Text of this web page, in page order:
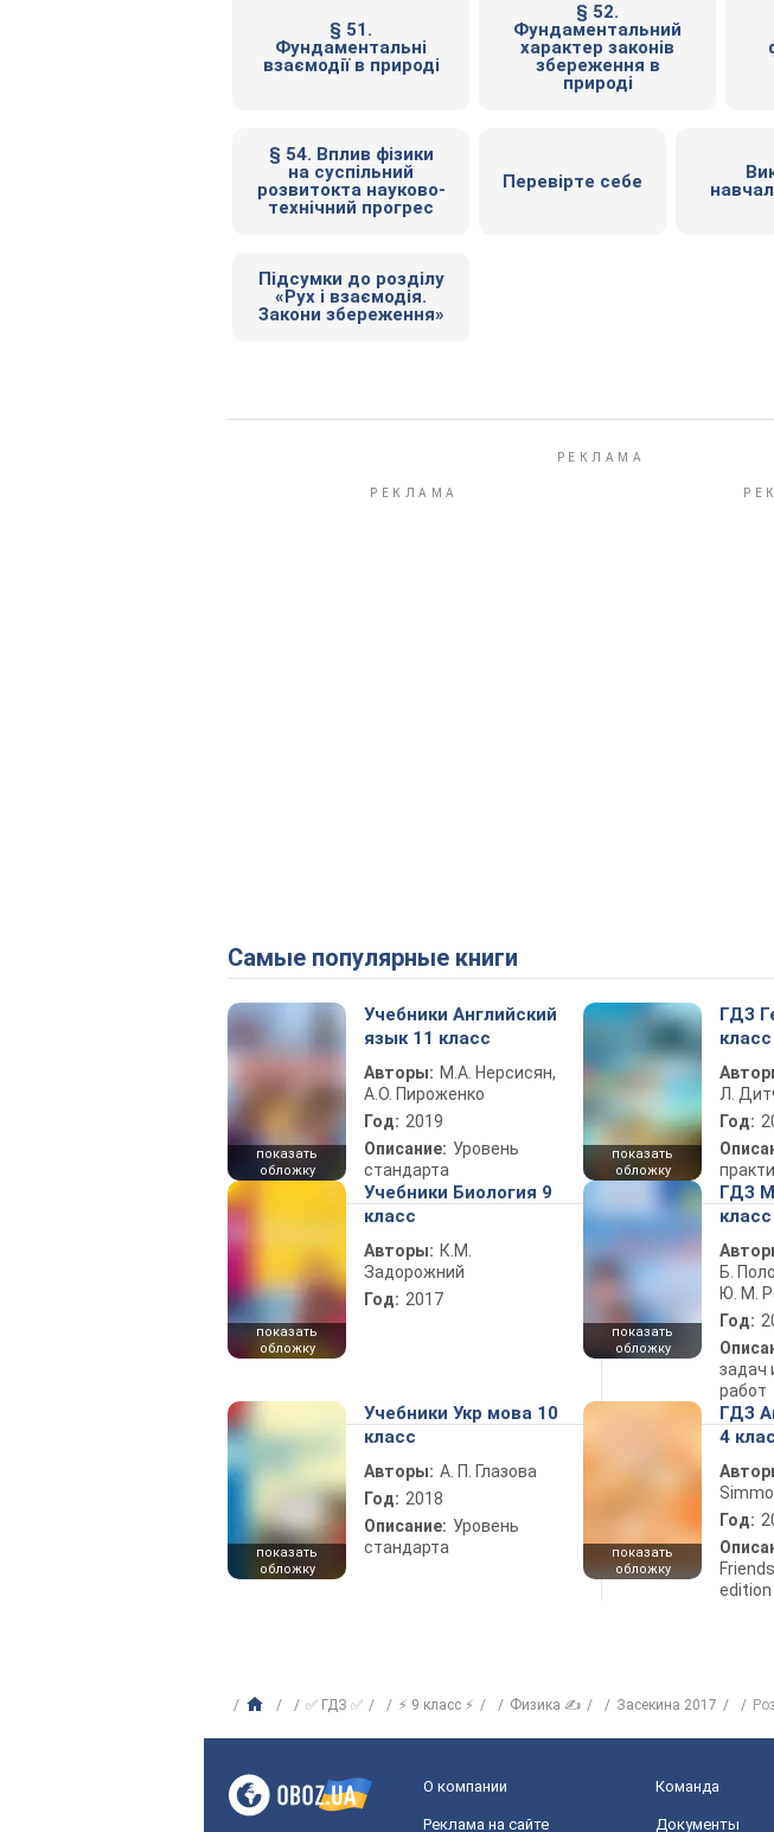
§ 51.
Фундаментальні
взаємодії в природі
§ 52.
Фундаментальний
характер законів
збереження в
природі
§ 54. Вплив фізики
на суспільний
розвитокта науково-
технічний прогрес
Перевірте себе
Підсумки до розділу
«Рух і взаємодія.
Закони збереження»
Самые популярные книги
показать
обложку
Учебники Английский
язык 11 класс
Авторы: М.А. Нерсисян,
А.О. Пироженко
Год: 2019
Описание: Уровень
стандарта
показать
обложку
ГДЗ
класс
Л.
Год:
показать
обложку
Учебники Биология 9
класс
Авторы: К.М.
Задорожний
Год: 2017
показать
обложку
ГДЗ
класс
Б.
Ю. М.
Год:
задач
работ
показать
обложку
Учебники Укр мова 10
класс
Авторы: А. П. Глазова
Год: 2018
Описание: Уровень
стандарта
показать
обложку
ГДЗ
4
Год:
edition
✅ ГДЗ ✅ ⚡ 9 класс ⚡ Физика ✍ Засекина 2017
О компании Команда
Реклама на сайте Документы